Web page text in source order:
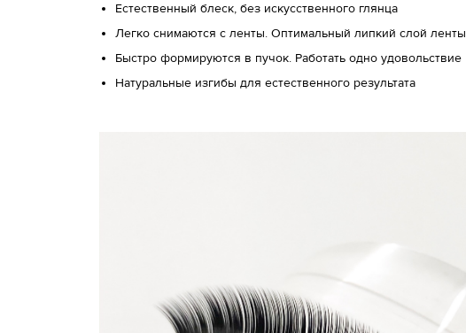
Естественный блеск, без искусственного глянца
Легко снимаются с ленты. Оптимальный липкий слой ленты
Быстро формируются в пучок. Работать одно удовольствие
Натуральные изгибы для естественного результата